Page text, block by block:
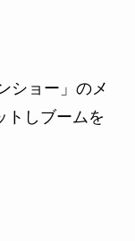
ショー」のメ
トしブームを